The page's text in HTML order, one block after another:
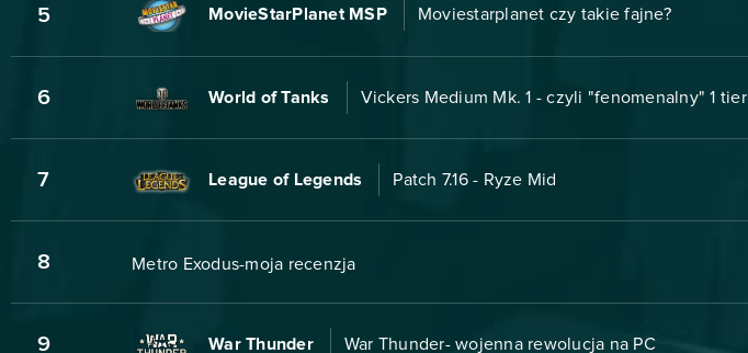
5 MovieStarPlanet MSP Moviestarplanet czy takie fajne?
6 World of Tanks Vickers Medium Mk. 1 - czyli "fenomenalny" 1 tier
7 League of Legends Patch 7.16 - Ryze Mid
8 Metro Exodus-moja recenzja
9 War Thunder War Thunder- wojenna rewolucja na PC